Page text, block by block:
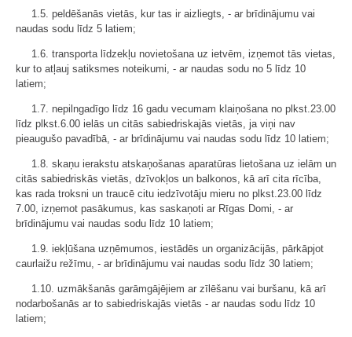
1.5. peldēšanās vietās, kur tas ir aizliegts, - ar brīdinājumu vai
naudas sodu līdz 5 latiem;
1.6. transporta līdzekļu novietošana uz ietvēm, izņemot tās vietas,
kur to atļauj satiksmes noteikumi, - ar naudas sodu no 5 līdz 10
latiem;
1.7. nepilngadīgo līdz 16 gadu vecumam klaiņošana no plkst.23.00
līdz plkst.6.00 ielās un citās sabiedriskajās vietās, ja viņi nav
pieaugušo pavadībā, - ar brīdinājumu vai naudas sodu līdz 10 latiem;
1.8. skaņu ierakstu atskaņošanas aparatūras lietošana uz ielām un
citās sabiedriskās vietās, dzīvokļos un balkonos, kā arī cita rīcība,
kas rada troksni un traucē citu iedzīvotāju mieru no plkst.23.00 līdz
7.00, izņemot pasākumus, kas saskaņoti ar Rīgas Domi, - ar
brīdinājumu vai naudas sodu līdz 10 latiem;
1.9. iekļūšana uzņēmumos, iestādēs un organizācijās, pārkāpjot
caurlaižu režīmu, - ar brīdinājumu vai naudas sodu līdz 30 latiem;
1.10. uzmākšanās garāmgājējiem ar zīlēšanu vai buršanu, kā arī
nodarbošanās ar to sabiedriskajās vietās - ar naudas sodu līdz 10
latiem;